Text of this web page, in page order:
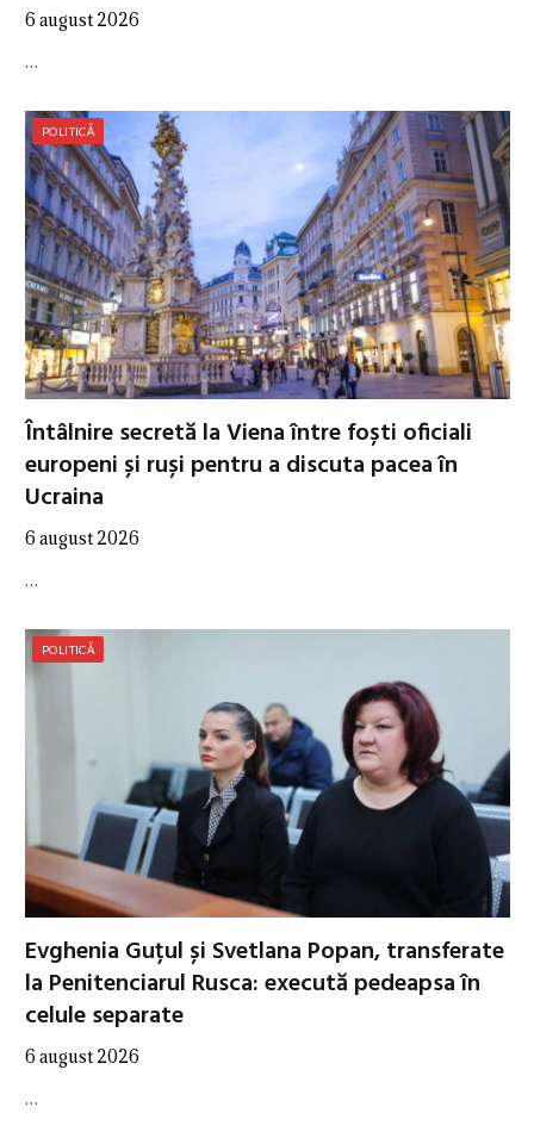
6 august 2026
…
POLITICĂ
Întâlnire secretă la Viena între foști oficiali
europeni și ruși pentru a discuta pacea în
Ucraina
6 august 2026
…
POLITICĂ
Evghenia Guțul și Svetlana Popan, transferate
la Penitenciarul Rusca: execută pedeapsa în
celule separate
6 august 2026
…